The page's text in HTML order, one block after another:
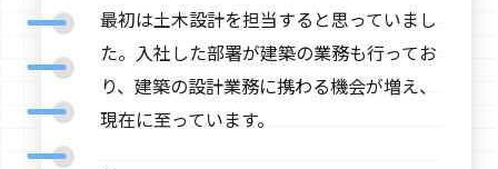
最初は土木設計を担当すると思っていまし
た。入社した部署が建築の業務も行ってお
り、建築の設計業務に携わる機会が増え、
現在に至っています。